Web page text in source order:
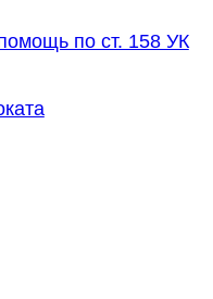
по ст. 158 УК